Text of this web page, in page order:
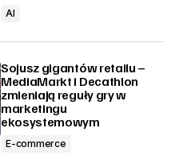
AI
Sojusz gigantów retailu –
MediaMarkt i Decathlon
zmieniają reguły gry w
marketingu
ekosystemowym
E-commerce